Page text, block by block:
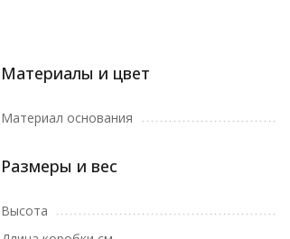
Материалы и цвет
Материал основания
Размеры и вес
Высота